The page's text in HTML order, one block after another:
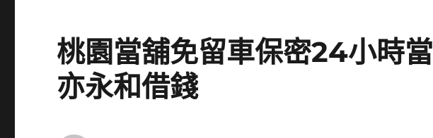
桃園當舖免留車保密24小時
亦永和借錢